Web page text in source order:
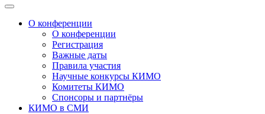
О конференции
О конференции
Регистрация
Важные даты
Правила участия
Научные конкурсы КИМО
Комитеты КИМО
Спонсоры и партнёры
КИМО в СМИ